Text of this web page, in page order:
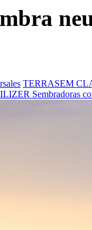
TERRASEM
Sembradoras